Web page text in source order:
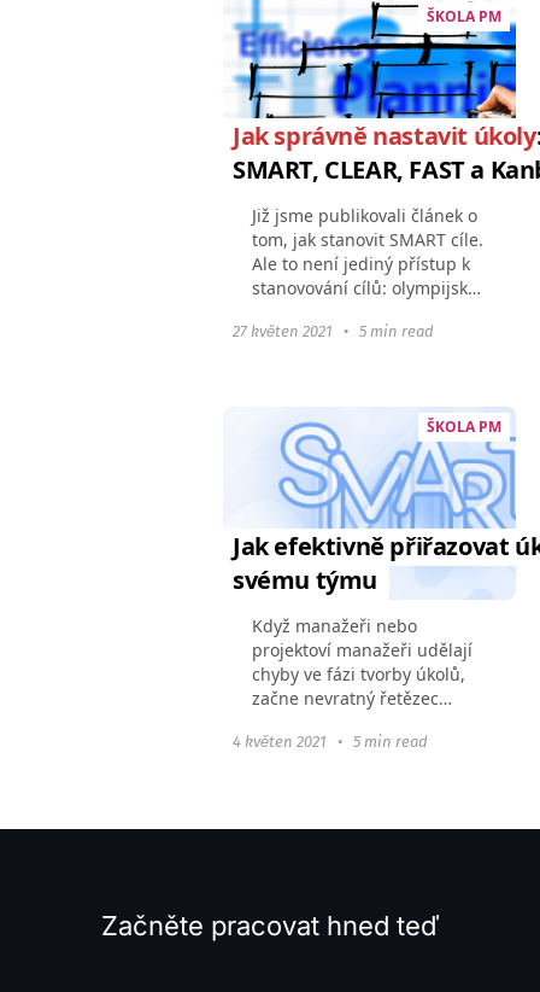
ŠKOLA PM
Jak správně nastavit úkoly
SMART, CLEAR, FAST a
Již jsme publikovali článek o
tom, jak stanovit SMART cíle.
Ale to není jediný přístup k
stanovování cílů: olympijský
technologický institut
27 květen 2021 • 5 min read
ŠKOLA PM
Jak efektivně přiřazovat
svému týmu
Když manažeři nebo
projektoví manažeři udělají
chyby ve fázi tvorby úkolů,
začne nevratný řetězec
členové nerozumí cíli úkolu,
4 květen 2021 • 5 min read
Začněte pracovat hned teď